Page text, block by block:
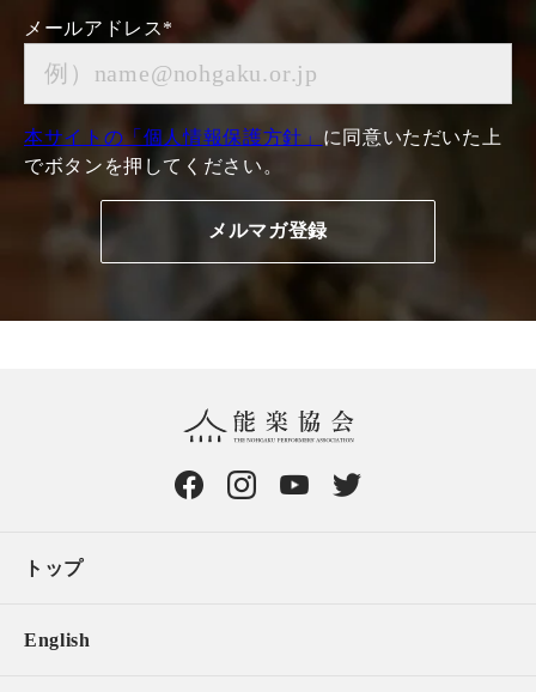
メールアドレス*
本サイトの「個人情報保護方針」 に同意いただいた上
でボタンを押してください。
トップ
English